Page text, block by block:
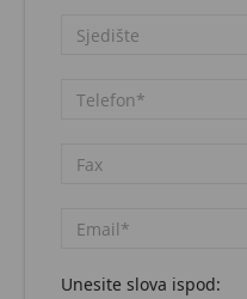
Unesite slova ispod: